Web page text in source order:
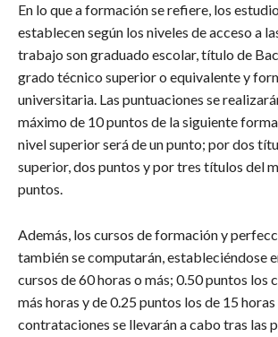
En lo que a formación se refiere, los
establecen según los niveles de acceso a
trabajo son graduado escolar, título de
grado técnico superior o equivalente y
universitaria. Las puntuaciones se
máximo de 10 puntos de la siguiente
nivel superior será de un punto; por dos
superior, dos puntos y por tres títulos del
puntos.
Además, los cursos de formación y
también se computarán, estableciéndose
cursos de 60 horas o más; 0.50 puntos los
más horas y de 0.25 puntos los de 15 horas
contrataciones se llevarán a cabo tras las